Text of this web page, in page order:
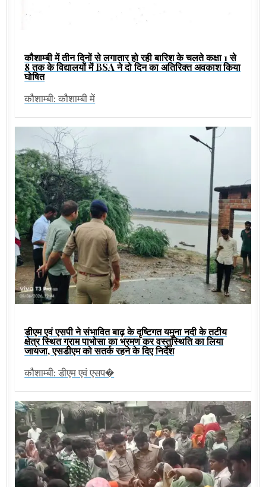
कौशाम्बी में तीन दिनों से लगातार हो रही बारिश के चलते कक्षा 1 से
8 तक के विद्यालयों में BSA ने दो दिन का अतिरिक्त अवकाश किया
घोषित
कौशाम्बी: कौशाम्बी में
डीएम एवं एसपी ने संभावित बाढ़ के दृष्टिगत यमुना नदी के तटीय
क्षेत्र स्थित ग्राम पाभोसा का भ्रमण कर वस्तुस्थिति का लिया
जायजा, एसडीएम को सतर्क रहने के दिए निर्देश
कौशाम्बी: डीएम एवं एसप�